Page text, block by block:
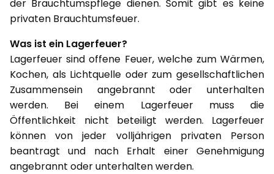
der Brauchtumspflege dienen. Somit gibt es keine
privaten Brauchtumsfeuer.
Was ist ein Lagerfeuer?
Lagerfeuer sind offene Feuer, welche zum Wärmen,
Kochen, als Lichtquelle oder zum gesellschaftlichen
Zusammensein angebrannt oder unterhalten
werden. Bei einem Lagerfeuer muss die
Öffentlichkeit nicht beteiligt werden. Lagerfeuer
können von jeder volljährigen privaten Person
beantragt und nach Erhalt einer Genehmigung
angebrannt oder unterhalten werden.